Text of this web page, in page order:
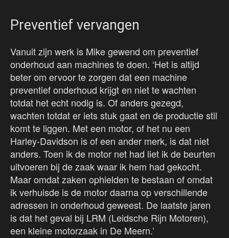
Preventief vervangen
Vanuit zijn werk is Mike gewend om preventief
onderhoud aan machines te doen. ‘Het is altijd
beter om ervoor te zorgen dat een machine
preventief onderhoud krijgt en niet te wachten
totdat het echt nodig is. Of anders gezegd,
wachten totdat er iets stuk gaat en de productie stil
komt te liggen. Met een motor, of het nu een
Harley-Davidson is of een ander merk, is dat niet
anders. Toen ik de motor net had liet ik de beurten
uitvoeren bij de zaak waar ik hem had gekocht.
Maar omdat zaken ophielden te bestaan of omdat
ik verhuisde is de motor daarna op verschillende
adressen in onderhoud geweest. De laatste jaren
is dat het geval bij LRM (Leidsche Rijn Motoren),
een kleine motorzaak in De Meern.’